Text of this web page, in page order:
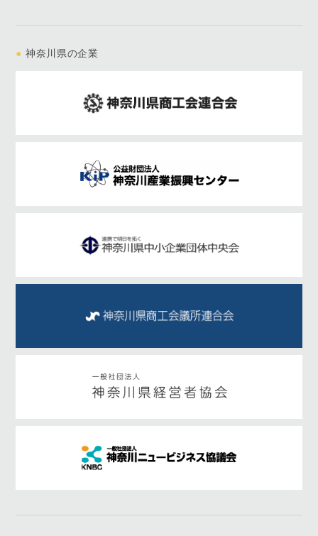
● 神奈川県の企業